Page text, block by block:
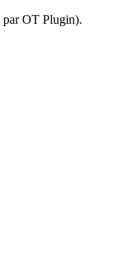
par OT Plugin).